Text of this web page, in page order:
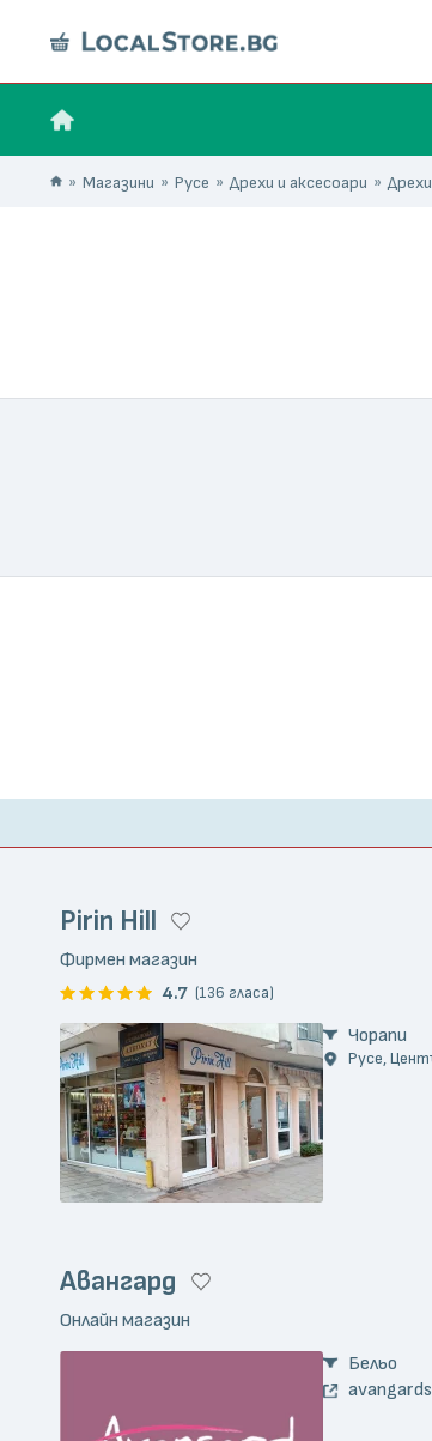
Магазини Русе Дрехи и аксесоари
Pirin Hill
Фирмен магазин
4.7 (136 гласа)
Чорапи
Русе,
Авангард
Онлайн магазин
Бельо